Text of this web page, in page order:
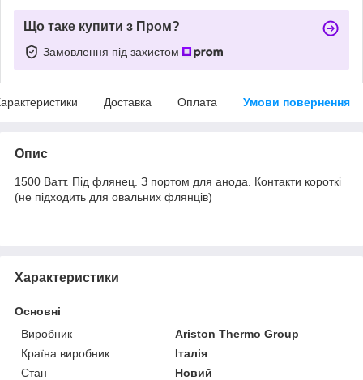
Що таке купити з Пром?
Замовлення під захистом
Доставка Оплата Умови повернення
Опис
1500 Ватт. Під флянец. З портом для анода. Контакти короткі
(не підходить для овальних флянців)
Характеристики
Основні
Виробник
Ariston Thermo Group
Країна виробник
Італія
Стан
Новий